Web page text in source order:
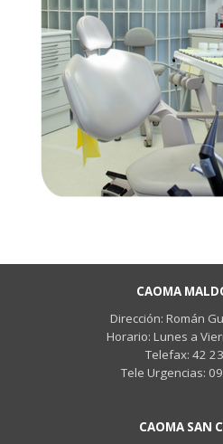
CAOMA
Dirección: Román
Horario: Lunes a
Telefax: 42
Tele Urgencias:
CAOMA SAN